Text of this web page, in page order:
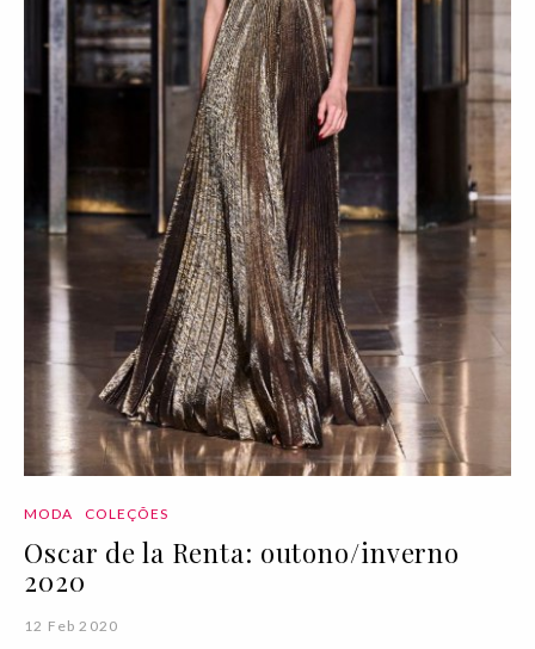
MODA COLEÇÕES
Oscar de la Renta: outono/inverno
2020
12 Feb 2020